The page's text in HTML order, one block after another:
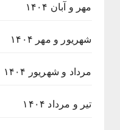
مهر و آبان ۱۴۰۴
شهریور و مهر ۱۴۰۴
مرداد و شهریور ۱۴۰۴
تیر و مرداد ۱۴۰۴